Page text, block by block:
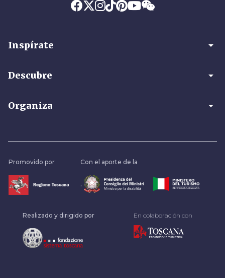
Inspírate arrow_drop_down
Descubre arrow_drop_down
Organiza arrow_drop_down
Promovido por Con el aporte de la
.
Realizado y dirigido por En colaboración con